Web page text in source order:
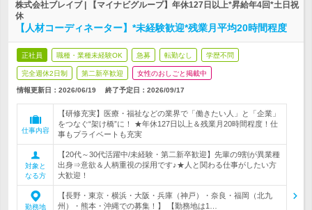
株式会社ブレイブ | 【マイナビグループ】年休127日以上*昇給年4回*土日祝
休
【人材コーディネーター】*未経験歓迎*残業月平均20時間程度
正社員 職種・業種未経験OK 急募 転勤なし 学歴不問
完全週休2日制 第二新卒歓迎 女性のおしごと掲載中
情報更新日：2026/06/19 終了予定日： 2026/09/17
仕事内容
【研修充実】医療・福祉などの業界で「働きたい人」と「企業」
をつなぐ“架け橋”に！ ★年休127日以上＆残業月20時間程度！仕
事もプライベートも充実
対象と
なる方
【20代～30代活躍中/未経験・第二新卒歓迎】先輩の9割が異業種
出身⇒意欲＆人柄重視の採用です♪★人と関わる仕事がしたい方
大歓迎！
勤務地
【長野・東京・横浜・大阪・兵庫（神戸）・奈良・福岡（北九
州）・熊本・沖縄での募集！】 【勤務地は1…